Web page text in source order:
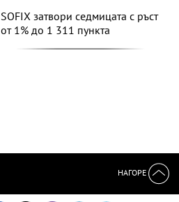
SOFIX затвори седмицата с ръст
от 1% до 1 311 пункта
НАГОРЕ